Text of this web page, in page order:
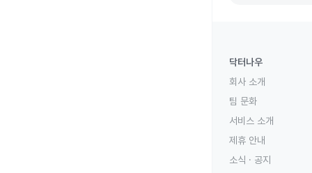
닥터나우
회사 소개
팀 문화
서비스 소개
제휴 안내
소식 · 공지